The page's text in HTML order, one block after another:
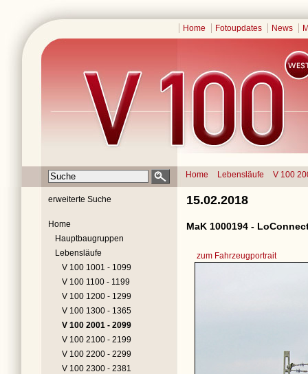
Home Fotoupdates News
Home Lebensläufe V 100
erweiterte Suche
Home
Hauptbaugruppen
Lebensläufe
V 100 1001 - 1099
V 100 1100 - 1199
V 100 1200 - 1299
V 100 1300 - 1365
V 100 2001 - 2099
V 100 2100 - 2199
V 100 2200 - 2299
V 100 2300 - 2381
15.02.2018
MaK 1000194 -
zum Fahrzeugportrait